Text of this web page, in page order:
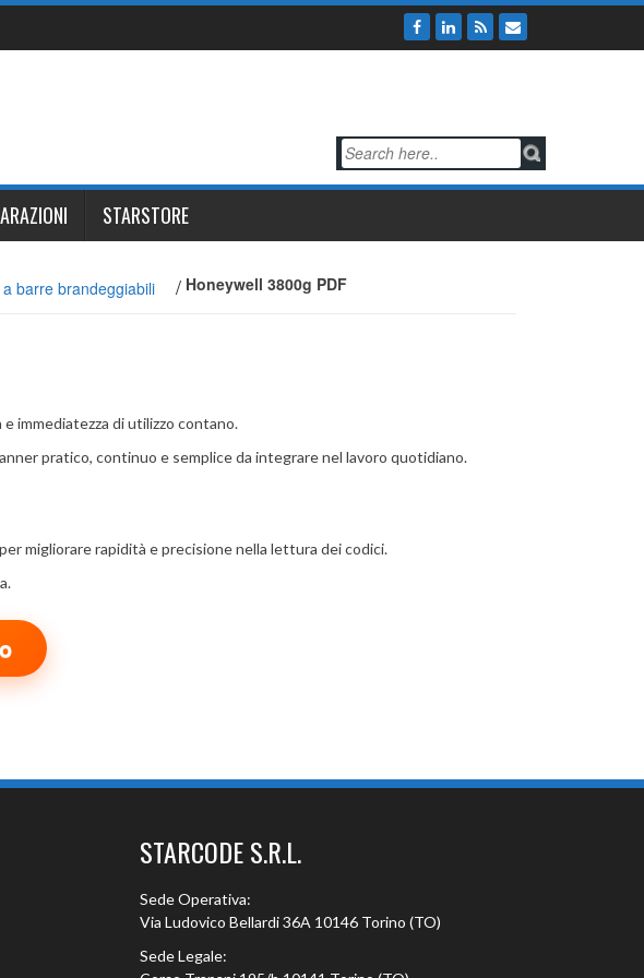
STARSTORE
barre brandeggiabili / Honeywell 3800g PDF
immediatezza di utilizzo contano.
pratico, continuo e semplice da integrare nel lavoro quotidiano.
migliorare rapidità e precisione nella lettura dei codici.
STARCODE S.R.L.
Sede Operativa:
Via Ludovico Bellardi 36A 10146 Torino (TO)
Sede Legale: